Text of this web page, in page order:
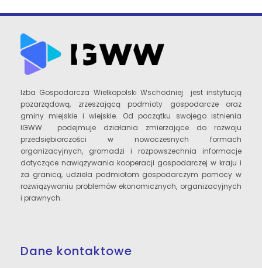
Izba Gospodarcza Wielkopolski Wschodniej jest instytucją
pozarządową, zrzeszającą podmioty gospodarcze oraz
gminy miejskie i wiejskie. Od początku swojego istnienia
IGWW podejmuje działania zmierzające do rozwoju
przedsiębiorczości w nowoczesnych formach
organizacyjnych, gromadzi i rozpowszechnia informacje
dotyczące nawiązywania kooperacji gospodarczej w kraju i
za granicą, udziela podmiotom gospodarczym pomocy w
rozwiązywaniu problemów ekonomicznych, organizacyjnych
i prawnych.
Dane kontaktowe